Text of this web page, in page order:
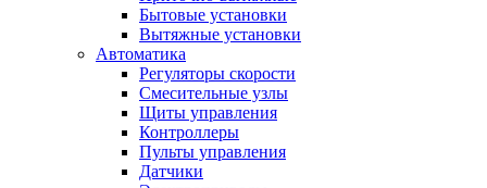
Бытовые установки
Вытяжные установки
Автоматика
Регуляторы скорости
Смесительные узлы
Щиты управления
Контроллеры
Пульты управления
Датчики